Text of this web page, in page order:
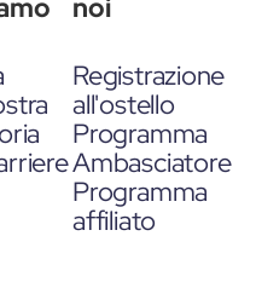
noi
Registrazione
all'ostello
Programma
Ambasciatore
Programma
affiliato